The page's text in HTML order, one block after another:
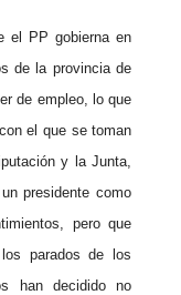
el PP gobierna en
de la provincia de
de empleo, lo que
el que se toman
y la Junta,
presidente como
pero que
parados de los
han decidido no